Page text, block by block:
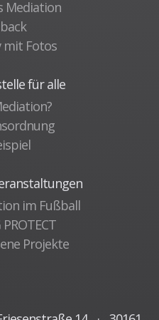
Mediation
mit Fotos
für alle
im Fußball
PROTECT
Projekte